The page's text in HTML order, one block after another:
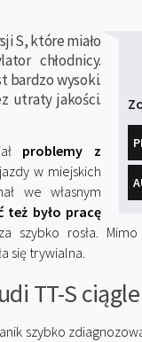
S, które miało
chłodnicy.
bardzo wysoki.
utraty jakości.
problemy z
w miejskich
we własnym
też było pracę
szybko rosła.
się trywialna.
TT-S ciągle
szybko